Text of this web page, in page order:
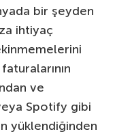
bir şeyden
ihtiyaç
ve
Spotify gibi
yüklendiğinden